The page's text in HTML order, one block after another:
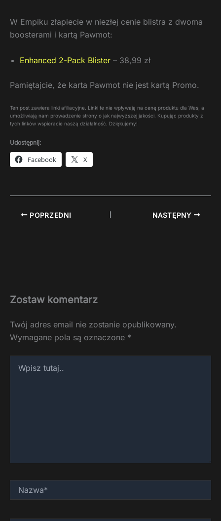
W Empiku złapiecie w niezłej cenie blistra z dwoma
boosterami i kartą Pawmot:
Enhanced 2-Pack Blister – 38,99 zł
Pamiętajcie, że karta Pawmot nie jest kartą Promo.
Ten post zawiera linki afiliacyjne. Linki te nie wpływają na cenę produktu dla Was, a
umożliwiają nam prowadzenie strony o jak najwyższej jakości. Kupując produkty z
tych linków wspieracie naszą działalność. Dziękujemy!
Udostępnij:
Facebook X
POPRZEDNI NASTĘPNY
Zostaw komentarz
Twój adres email nie zostanie opublikowany.
Wymagane pola są oznaczone *
tutaj..